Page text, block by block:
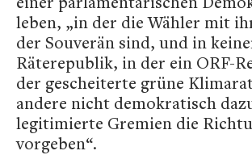
leben, „in der die Wähler mit
der Souverän sind, und in
Räterepublik, in der ein ORF-
der gescheiterte grüne
andere nicht demokratisch
legitimierte Gremien die
vorgeben“.